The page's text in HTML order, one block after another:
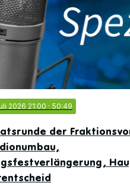
2026 21:00 · 50:49
der